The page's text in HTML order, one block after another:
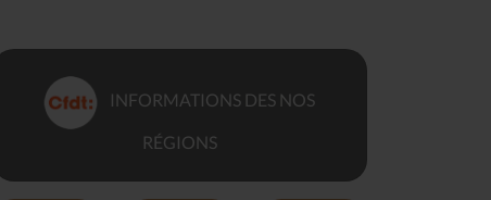
INFORMATIONS DES NOS
RÉGIONS